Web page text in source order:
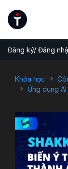
Đăng ký/ Đăng
Khóa học
Ứng dụng